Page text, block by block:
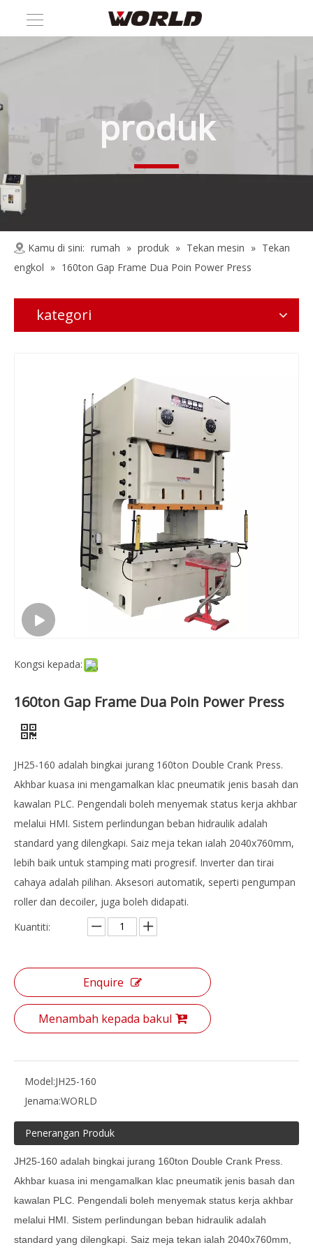
produk
Kamu di sini: rumah » produk » Tekan mesin » Tekan
engkol » 160ton Gap Frame Dua Poin Power Press
kategori
Kongsi kepada:
160ton Gap Frame Dua Poin Power Press
JH25-160 adalah bingkai jurang 160ton Double Crank Press.
Akhbar kuasa ini mengamalkan klac pneumatik jenis basah dan
kawalan PLC. Pengendali boleh menyemak status kerja akhbar
melalui HMI. Sistem perlindungan beban hidraulik adalah
standard yang dilengkapi. Saiz meja tekan ialah 2040x760mm,
lebih baik untuk stamping mati progresif. Inverter dan tirai
cahaya adalah pilihan. Aksesori automatik, seperti pengumpan
roller dan decoiler, juga boleh didapati.
Kuantiti:
Enquire
Menambah kepada bakul
Model:JH25-160
Jenama:WORLD
Penerangan Produk
JH25-160 adalah bingkai jurang 160ton Double Crank Press.
Akhbar kuasa ini mengamalkan klac pneumatik jenis basah dan
kawalan PLC. Pengendali boleh menyemak status kerja akhbar
melalui HMI. Sistem perlindungan beban hidraulik adalah
standard yang dilengkapi. Saiz meja tekan ialah 2040x760mm,